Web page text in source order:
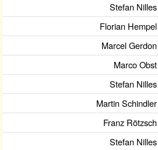
Stefan Nilles
Florian Hempel
Marcel Gerdon
Marco Obst
Stefan Nilles
Martin Schindler
Franz Rötzsch
Stefan Nilles